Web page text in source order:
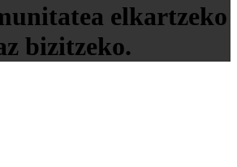
elkartzeko
bizitzeko.